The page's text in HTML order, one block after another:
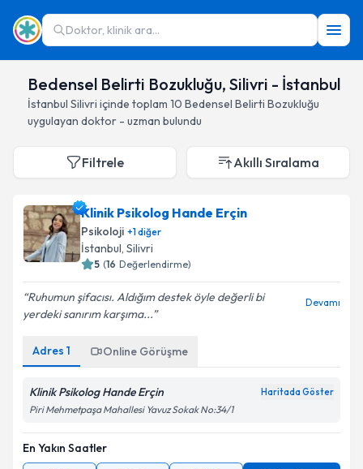
Doktor, klinik ara...
Bedensel Belirti Bozukluğu, Silivri - İstanbul
İstanbul Silivri içinde toplam 10 Bedensel Belirti Bozukluğu
uygulayan doktor - uzman bulundu
Filtrele Akıllı Sıralama
Klinik Psikolog Hande Erçin
Psikoloji +1diğer
İstanbul, Silivri
5 (16 Değerlendirme)
Ruhumun şifacısı. Aldığım destek öyle değerli bi
yerdeki sanırım karşıma...
Devamı
Adres 1 Online Görüşme
Klinik Psikolog Hande Erçin Haritada Göster
Piri Mehmetpaşa Mahallesi Yavuz Sokak No:34/1
En Yakın Saatler